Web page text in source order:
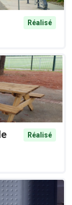
Réalisé
Réalisé